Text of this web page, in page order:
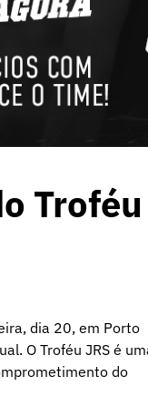
Troféu
dia 20, em Porto
O Troféu JRS é
do